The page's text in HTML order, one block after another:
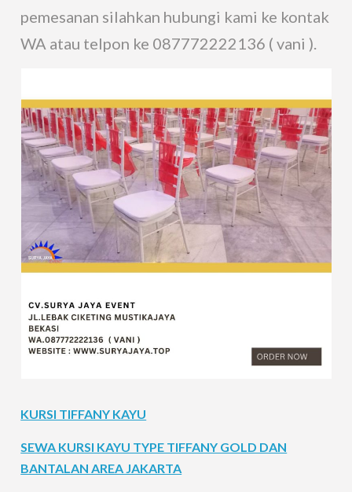
pemesanan silahkan hubungi kami ke kontak
WA atau telpon ke 087772222136 ( vani ).
KURSI TIFFANY KAYU
SEWA KURSI KAYU TYPE TIFFANY GOLD DAN
BANTALAN AREA JAKARTA